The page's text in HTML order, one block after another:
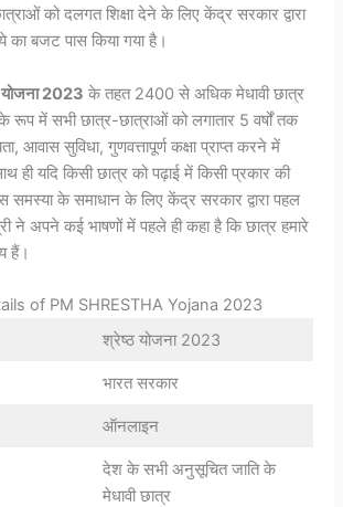
को दलगत शिक्षा देने के लिए केंद्र सरकार द्वारा
बजट पास किया गया है।
योजना 2023 के तहत 2400 से अधिक मेधावी छात्र
रूप में सभी छात्र-छात्राओं को लगातार 5 वर्षों तक
आवास सुविधा, गुणवत्तापूर्ण कक्षा प्राप्त करने में
ही यदि किसी छात्र को पढ़ाई में किसी प्रकार की
समस्या के समाधान के लिए केंद्र सरकार द्वारा पहल
ने अपने कई भाषणों में पहले ही कहा है कि छात्र हमारे
हैं।
of PM SHRESTHA Yojana 2023
श्रेष्ठ योजना 2023
भारत सरकार
ऑनलाइन
देश के सभी अनुसूचित जाति के
मेधावी छात्र